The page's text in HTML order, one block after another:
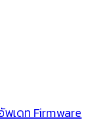
เดท Firmware